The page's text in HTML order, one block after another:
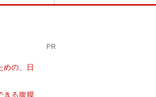
PR
めの、日
きる腹膜